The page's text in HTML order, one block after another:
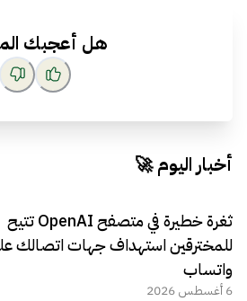
هل أعجبك
أخبار اليوم 🚀
ثغرة خطيرة في متصفح OpenAI تتيح
للمخترقين استهداف جهات اتصالك
واتساب
6 أغسطس 2026